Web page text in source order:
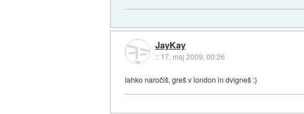
JayKay
:: 17. maj 2009, 00:26
lahko naročiš, greš v london in dvigneš :)